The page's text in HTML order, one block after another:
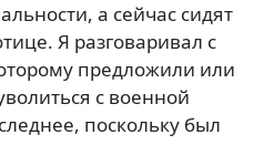
а сейчас сидят
Я разговаривал с
предложили или
с военной
поскольку был